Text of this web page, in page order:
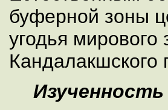
буферной зоны
угодья мирового
Кандалакшского
Изученность